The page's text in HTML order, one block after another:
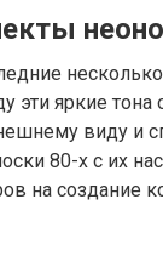
эти яркие
виду и
80-х с их
на создание